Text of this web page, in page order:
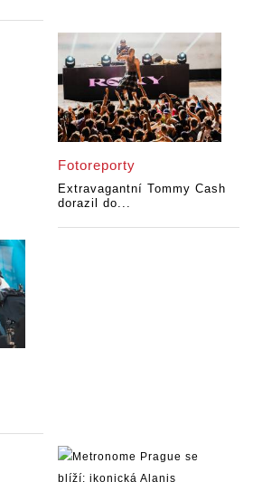
Fotoreporty
Extravagantní Tommy Cash
dorazil do...